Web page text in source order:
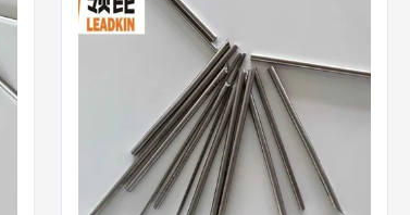
0.0048 1.5 0.01 0.01 1.6 0.011
0.012 2.0 0.019 0.018 3.0 0.04
0.042 0.041 0.042 3.2 0.046 0.049 0.045
4.0 0.074 0.075 0.076 4.8 0.102
0.107 0.106 5